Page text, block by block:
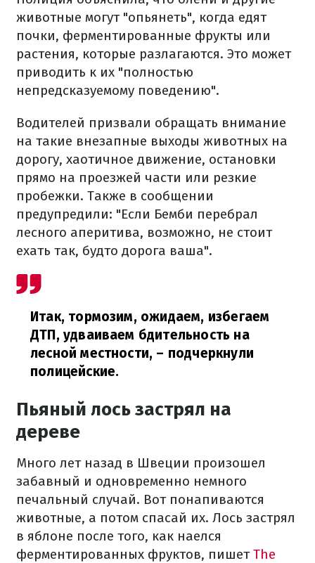
животные могут "опьянеть", когда едят
почки, ферментированные фрукты или
растения, которые разлагаются. Это может
приводить к их "полностью
непредсказуемому поведению".
Водителей призвали обращать внимание
на такие внезапные выходы животных на
дорогу, хаотичное движение, остановки
прямо на проезжей части или резкие
пробежки. Также в сообщении
предупредили: "Если Бемби перебрал
лесного аперитива, возможно, не стоит
ехать так, будто дорога ваша".
Итак, тормозим, ожидаем, избегаем
ДТП, удваиваем бдительность на
лесной местности, – подчеркнули
полицейские.
Пьяный лось застрял на
дереве
Много лет назад в Швеции произошел
забавный и одновременно немного
печальный случай. Вот понапиваются
животные, а потом спасай их. Лось застрял
в яблоне после того, как наелся
ферментированных фруктов, пишетThe